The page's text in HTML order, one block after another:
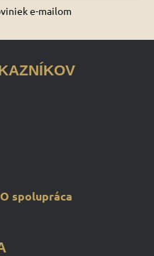
e-mailom
spolupráca